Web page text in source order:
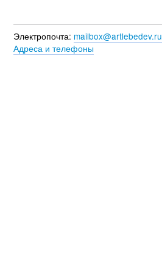
Электропочта: mailbox@artlebedev.ru
Адреса и телефоны